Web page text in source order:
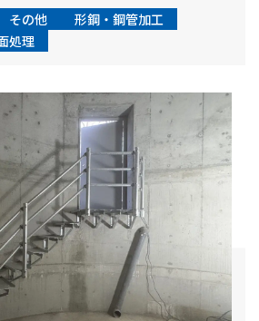
その他
形鋼・鋼管加工
処理